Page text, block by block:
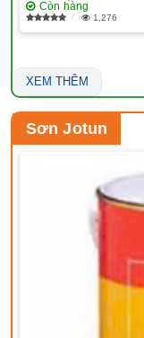
Còn hàng
1,276
XEM THÊM
Sơn Jotun